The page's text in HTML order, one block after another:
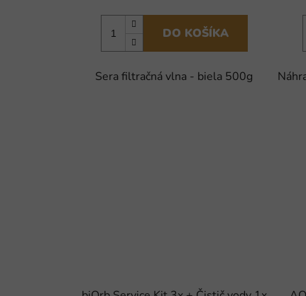
DO KOŠÍKA
Sera filtračná vlna - biela 500g